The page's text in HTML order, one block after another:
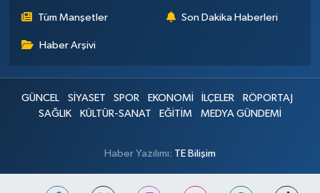
Tüm Manşetler Son Dakika Haberleri
Haber Arşivi
GÜNCEL SİYASET SPOR EKONOMİ İLÇELER
RÖPORTAJ
SAĞLIK
KÜLTÜR-SANAT EĞİTİM MEDYA GÜNDEMİ
Haber Yazılımı: TE Bilişim